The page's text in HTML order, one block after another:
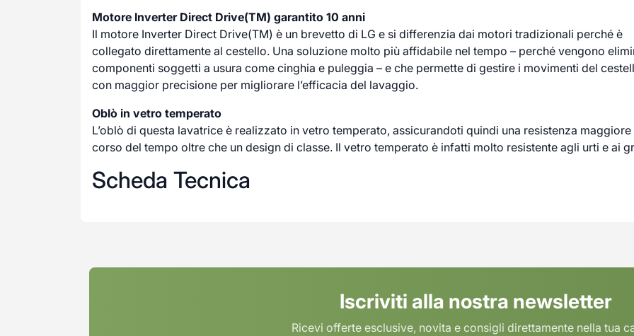
Motore Inverter Direct Drive(TM) garantito 10 anni
Il motore Inverter Direct Drive(TM) è un brevetto di LG e si differenzia dai motori tradizionali perché è
collegato direttamente al cestello. Una soluzione molto più affidabile nel tempo – perché vengono
componenti soggetti a usura come cinghia e puleggia – e che permette di gestire i movimenti del
con maggior precisione per migliorare l’efficacia del lavaggio.
Oblò in vetro temperato
L’oblò di questa lavatrice è realizzato in vetro temperato, assicurandoti quindi una resistenza maggiore
corso del tempo oltre che un design di classe. Il vetro temperato è infatti molto resistente agli urti e ai
Scheda Tecnica
Iscriviti alla nostra newsletter
Ricevi offerte esclusive, novita e consigli direttamente nella tua